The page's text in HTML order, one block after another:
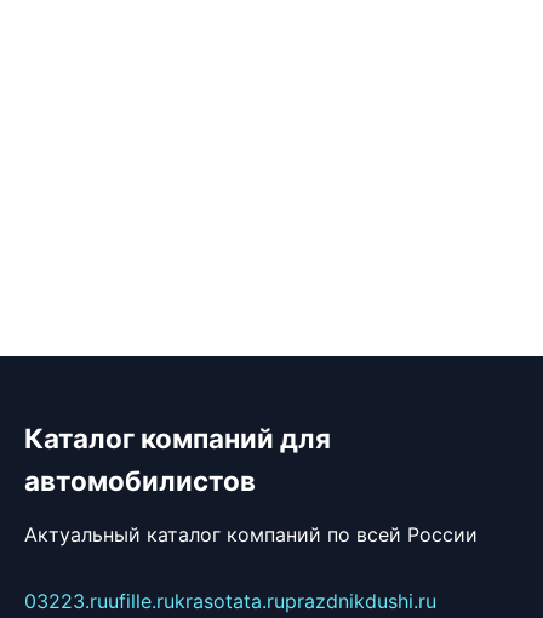
Каталог компаний для
автомобилистов
Актуальный каталог компаний по всей России
03223.ruufille.rukrasotata.ruprazdnikdushi.ru